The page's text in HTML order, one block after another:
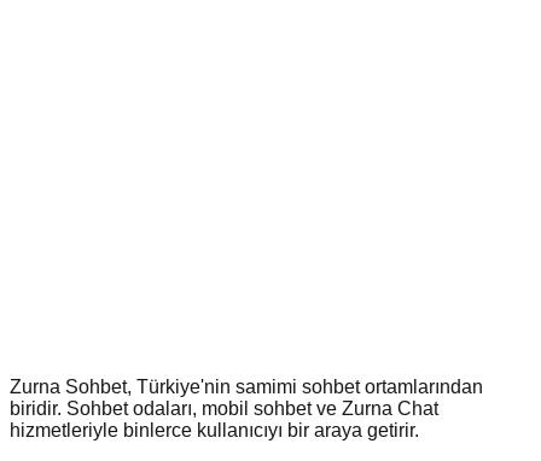
Zurna Sohbet, Türkiye'nin samimi sohbet ortamlarından
biridir. Sohbet odaları, mobil sohbet ve Zurna Chat
hizmetleriyle binlerce kullanıcıyı bir araya getirir.